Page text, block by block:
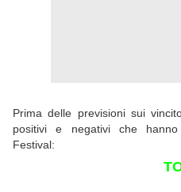
Prima delle previsioni sui
positivi e negativi che
Festival: